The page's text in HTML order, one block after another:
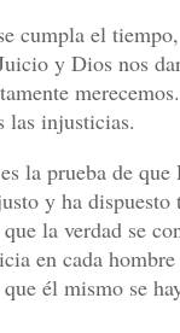
cumpla el
y Dios nos
las injusticias.
la prueba de que
y ha dispuesto
la verdad se
en cada
él mismo se